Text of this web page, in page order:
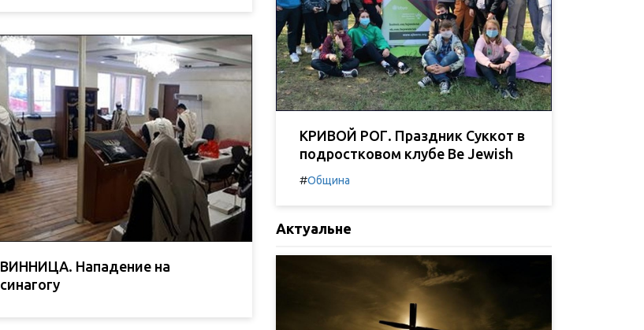
ВИННИЦА. Нападение на
синагогу
КРИВОЙ РОГ. Праздник Суккот в
подростковом клубе Be Jewish
#Община
Актуальне